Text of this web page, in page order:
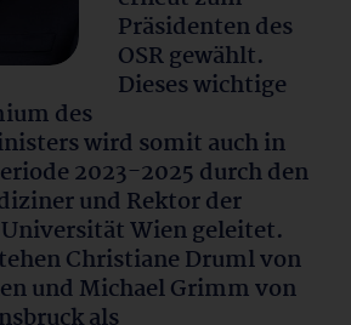
Präsidenten des
OSR gewählt.
Dieses wichtige
des
wird somit auch in
2023-2025 durch den
und Rektor der
Wien geleitet.
Christiane Druml von
und Michael Grimm von